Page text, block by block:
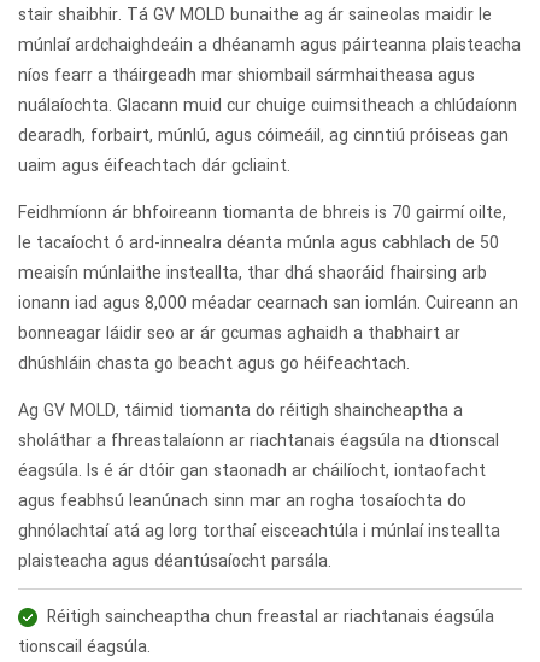
stair shaibhir. Tá GV MOLD bunaithe ag ár saineolas maidir le
múnlaí ardchaighdeáin a dhéanamh agus páirteanna plaisteacha
níos fearr a tháirgeadh mar shiombail sármhaitheasa agus
nuálaíochta. Glacann muid cur chuige cuimsitheach a chlúdaíonn
dearadh, forbairt, múnlú, agus cóimeáil, ag cinntiú próiseas gan
uaim agus éifeachtach dár gcliaint.
Feidhmíonn ár bhfoireann tiomanta de bhreis is 70 gairmí oilte,
le tacaíocht ó ard-innealra déanta múnla agus cabhlach de 50
meaisín múnlaithe insteallta, thar dhá shaoráid fhairsing arb
ionann iad agus 8,000 méadar cearnach san iomlán. Cuireann an
bonneagar láidir seo ar ár gcumas aghaidh a thabhairt ar
dhúshláin chasta go beacht agus go héifeachtach.
Ag GV MOLD, táimid tiomanta do réitigh shaincheaptha a
sholáthar a fhreastalaíonn ar riachtanais éagsúla na dtionscal
éagsúla. Is é ár dtóir gan staonadh ar cháilíocht, iontaofacht
agus feabhsú leanúnach sinn mar an rogha tosaíochta do
ghnólachtaí atá ag lorg torthaí eisceachtúla i múnlaí insteallta
plaisteacha agus déantúsaíocht parsála.
Réitigh saincheaptha chun freastal ar riachtanais éagsúla
tionscail éagsúla.